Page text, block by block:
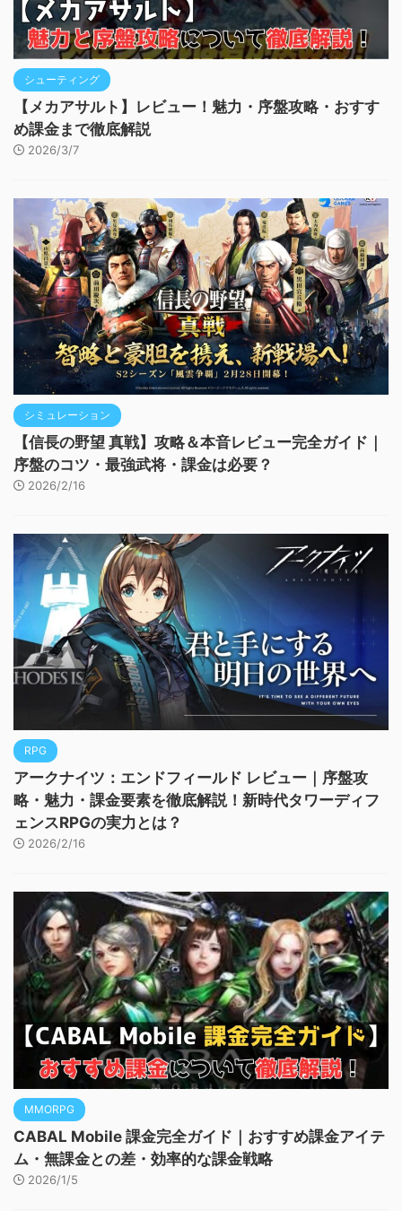
シューティング
【メカアサルト】レビュー！魅力・序盤攻略・おすす
め課金まで徹底解説
2026/3/7
シミュレーション
【信長の野望 真戦】攻略＆本音レビュー完全ガイド｜
序盤のコツ・最強武将・課金は必要？
2026/2/16
RPG
アークナイツ：エンドフィールド レビュー｜序盤攻
略・魅力・課金要素を徹底解説！新時代タワーディフ
ェンスRPGの実力とは？
2026/2/16
MMORPG
CABAL Mobile 課金完全ガイド｜おすすめ課金アイテ
ム・無課金との差・効率的な課金戦略
2026/1/5